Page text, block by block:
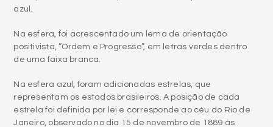
positivista, “Ordem e Progresso”, em letras verdes dentro
Na esfera azul, foram adicionadas estrelas, que
representam os estados brasileiros. A posição de cada
Janeiro, observado no dia 15 de novembro de 1889 às
8:30h.
A estruturação da bandeira brasileira é definida pela Lei nº